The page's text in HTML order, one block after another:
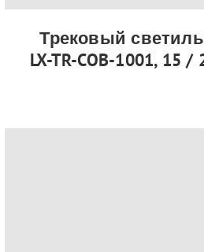
Трековый
LX-TR-COB-1001, 15 /